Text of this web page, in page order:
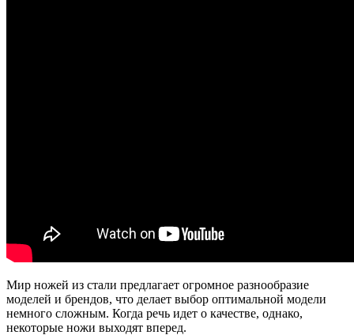
Мир ножей из стали предлагает огромное разнообразие
моделей и брендов, что делает выбор оптимальной модели
немного сложным. Когда речь идет о качестве, однако,
некоторые ножи выходят вперед.